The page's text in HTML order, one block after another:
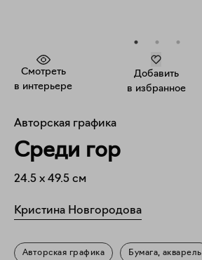
Смотреть
в интерьере
Добавить
в избранное
Авторская графика
Среди гор
24.5 x 49.5 см
Кристина Новгородова
Авторская графика Бумага, акварель